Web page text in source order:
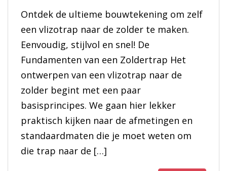
Ontdek de ultieme bouwtekening om zelf
een vlizotrap naar de zolder te maken.
Eenvoudig, stijlvol en snel! De
Fundamenten van een Zoldertrap Het
ontwerpen van een vlizotrap naar de
zolder begint met een paar
basisprincipes. We gaan hier lekker
praktisch kijken naar de afmetingen en
standaardmaten die je moet weten om
die trap naar de […]